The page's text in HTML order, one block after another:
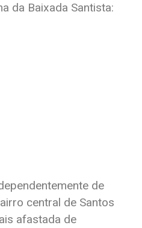
da Baixada Santista:
de
central de Santos
afastada de